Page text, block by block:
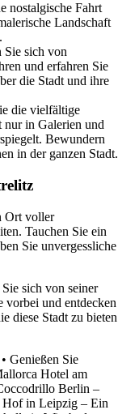
nostalgische Fahrt
Landschaft
Sie sich von
und erfahren Sie
die Stadt und ihre
die vielfältige
nur in Galerien und
Bewundern
in der ganzen Stadt.
Ort voller
Tauchen Sie ein
Sie unvergessliche
sich von seiner
vorbei und entdecken
diese Stadt zu bieten
• Genießen Sie
Hotel am
Berlin –
in Leipzig – Ein